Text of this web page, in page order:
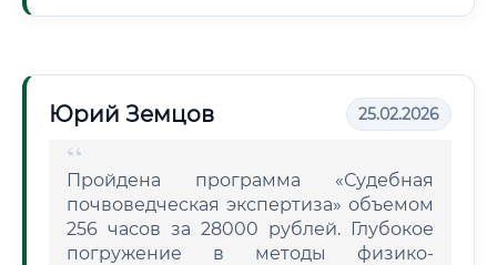
Юрий Земцов 25.02.2026
Пройдена программа «Судебная
почвоведческая экспертиза» объемом
256 часов за 28000 рублей. Глубокое
погружение в методы физико-